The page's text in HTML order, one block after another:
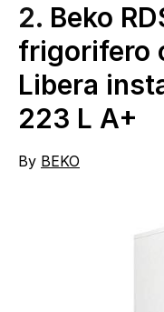
2. Beko
frigorifero
Libera
223 L A+
By BEKO